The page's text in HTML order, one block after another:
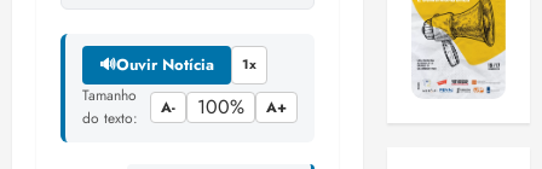
🔊Ouvir Notícia 1x
Tamanho
do texto:
A- 100% A+